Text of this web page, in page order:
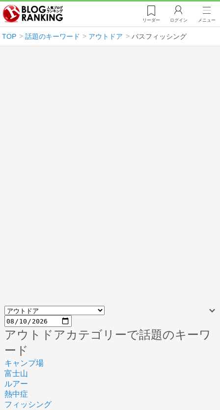
リーダー ログイン メニュー
TOP 話題のキーワード アウトドア バスフィッシング
アウトドアカテゴリーで話題のキーワ
ード
キャンプ場
富士山
ルアー
熱中症
フィッシング